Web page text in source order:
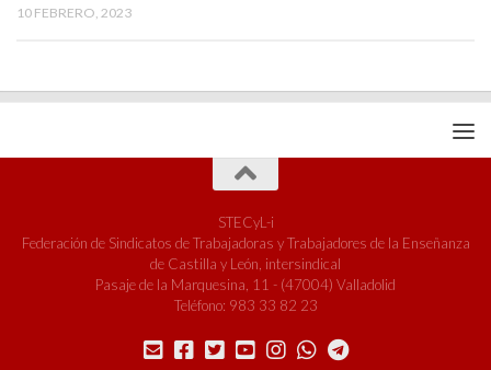
10 FEBRERO, 2023
STECyL-i
Federación de Sindicatos de Trabajadoras y Trabajadores de la Enseñanza
de Castilla y León, intersindical
Pasaje de la Marquesina, 11 - (47004) Valladolid
Teléfono: 983 33 82 23